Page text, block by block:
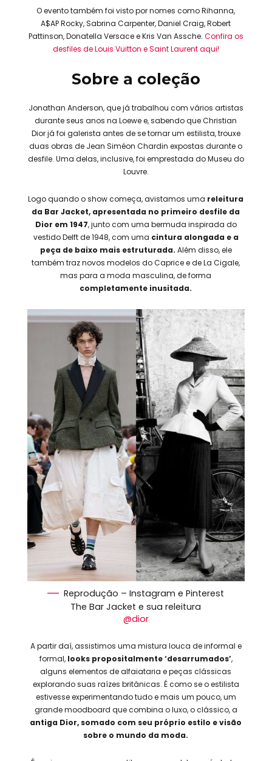
O evento também foi visto por nomes como Rihanna,
A$AP Rocky, Sabrina Carpenter, Daniel Craig, Robert
Pattinson, Donatella Versace e Kris Van Assche. Confira os
desfiles de Louis Vuitton e Saint Laurent aqui!
Sobre a coleção
Jonathan Anderson, que já trabalhou com vários artistas
durante seus anos na Loewe e, sabendo que Christian
Dior já foi galerista antes de se tornar um estilista, trouxe
duas obras de Jean Siméon Chardin expostas durante o
desfile. Uma delas, inclusive, foi emprestada do Museu do
Louvre.
Logo quando o show começa, avistamos uma releitura
da Bar Jacket, apresentada no primeiro desfile da
Dior em 1947, junto com uma bermuda inspirada do
vestido Delft de 1948, com uma cintura alongada e a
peça de baixo mais estruturada. Além disso, ele
também traz novos modelos do Caprice e de La Cigale,
mas para a moda masculina, de forma
completamente inusitada.
Reprodução – Instagram e Pinterest
The Bar Jacket e sua releitura
@dior
A partir daí, assistimos uma mistura louca de informal e
formal, looks propositalmente ‘desarrumados’,
alguns elementos de alfaiataria e peças clássicas
explorando suas raízes britânicas. É como se o estilista
estivesse experimentando tudo e mais um pouco, um
grande moodboard que combina o luxo, o clássico, a
antiga Dior, somado com seu próprio estilo e visão
sobre o mundo da moda.